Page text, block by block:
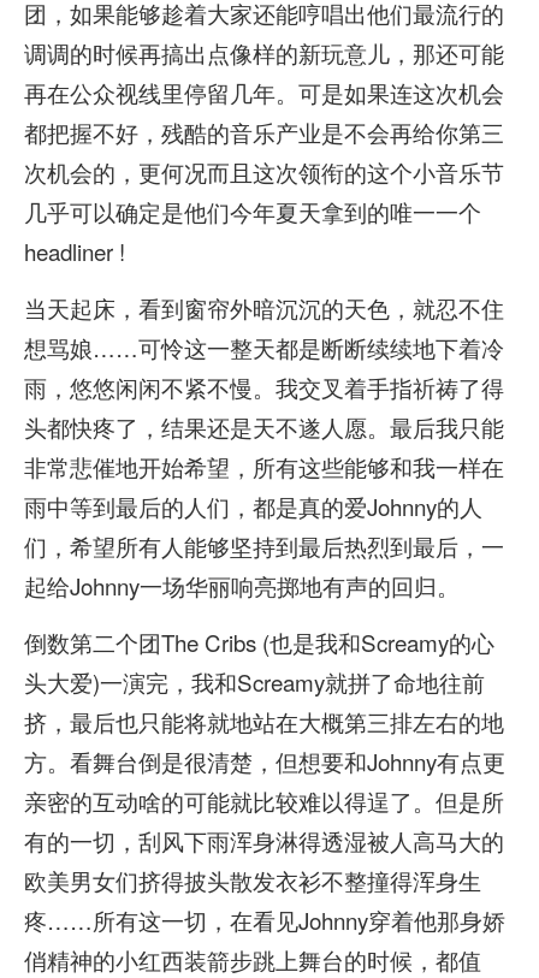
团，如果能够趁着大家还能哼唱出他们最流行的
调调的时候再搞出点像样的新玩意儿，那还可能
再在公众视线里停留几年。可是如果连这次机会
都把握不好，残酷的音乐产业是不会再给你第三
次机会的，更何况而且这次领衔的这个小音乐节
几乎可以确定是他们今年夏天拿到的唯一一个
headliner !
当天起床，看到窗帘外暗沉沉的天色，就忍不住
想骂娘……可怜这一整天都是断断续续地下着冷
雨，悠悠闲闲不紧不慢。我交叉着手指祈祷了得
头都快疼了，结果还是天不遂人愿。最后我只能
非常悲催地开始希望，所有这些能够和我一样在
雨中等到最后的人们，都是真的爱Johnny的人
们，希望所有人能够坚持到最后热烈到最后，一
起给Johnny一场华丽响亮掷地有声的回归。
倒数第二个团The Cribs (也是我和Screamy的心
头大爱)一演完，我和Screamy就拼了命地往前
挤，最后也只能将就地站在大概第三排左右的地
方。看舞台倒是很清楚，但想要和Johnny有点更
亲密的互动啥的可能就比较难以得逞了。但是所
有的一切，刮风下雨浑身淋得透湿被人高马大的
欧美男女们挤得披头散发衣衫不整撞得浑身生
疼……所有这一切，在看见Johnny穿着他那身娇
俏精神的小红西装箭步跳上舞台的时候，都值